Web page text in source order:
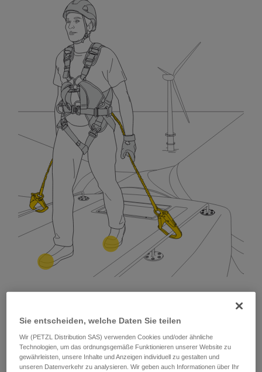
In anderen Fällen der Höhenarbeit kann das
einem Verbindungsmittel zur Positionierung verwendet
werden. Die anwendende Person wird vom
Verbindungsmittel zur Positionierung in einer stabilen und
Sie entscheiden, welche Daten Sie teilen
Wir (PETZL Distribution SAS) verwenden Cookies und/oder ähnliche
Technologien, um das ordnungsgemäße Funktionieren unserer Website zu
gewährleisten, unsere Inhalte und Anzeigen individuell zu gestalten und
unseren Datenverkehr zu analysieren. Wir geben auch Informationen über Ihr